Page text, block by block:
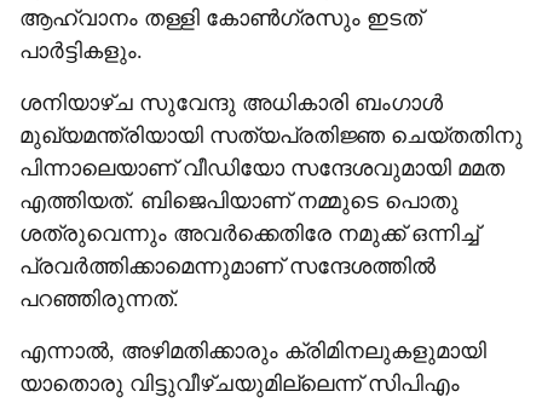
ആഹ്വാനം തള്ളി കോൺഗ്രസും ഇടത്
പാർട്ടികളും.
ശനിയാഴ്ച സുവേന്ദു അധികാരി ബംഗാൾ
മുഖ്യമന്ത്രിയായി സത്യപ്രതിജ്ഞ ചെയ്തതിനു
പിന്നാലെയാണ് വീഡിയോ സന്ദേശവുമായി മമത
എത്തിയത്. ബിജെപിയാണ് നമ്മുടെ പൊതു
ശത്രുവെന്നും അവർക്കെതിരേ നമുക്ക് ഒന്നിച്ച്
പ്രവർത്തിക്കാമെന്നുമാണ് സന്ദേശത്തിൽ
പറഞ്ഞിരുന്നത്.
എന്നാൽ, അഴിമതിക്കാരും ക്രിമിനലുകളുമായി
യാതൊരു വിട്ടുവീഴ്ചയുമില്ലെന്ന് സിപിഎം